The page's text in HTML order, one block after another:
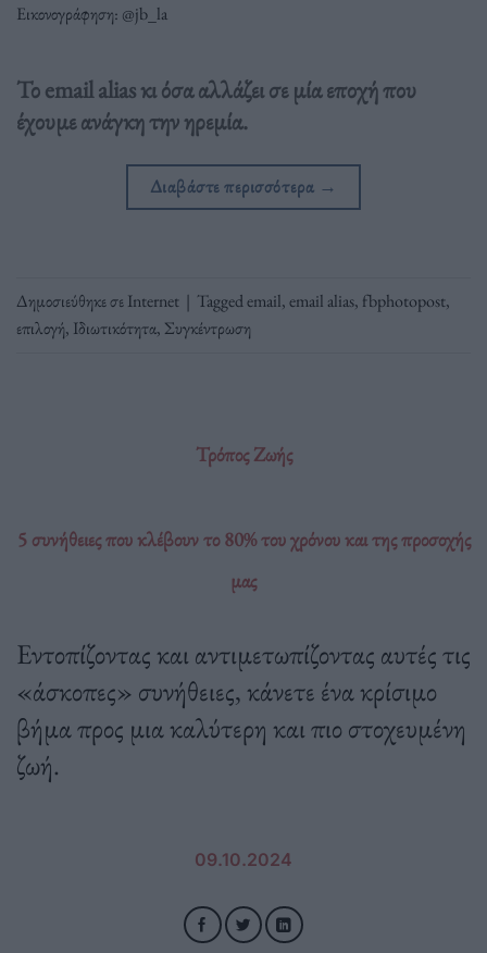
Εικονογράφηση: @jb_la
Το email alias κι όσα αλλάζει σε μία εποχή που
έχουμε ανάγκη την ηρεμία.
Διαβάστε περισσότερα →
Δημοσιεύθηκε σεInternet | Taggedemail,email alias, fbphotopost,
επιλογή, Ιδιωτικότητα, Συγκέντρωση
Τρόπος Ζωής
5 συνήθειες που κλέβουν το 80% του χρόνου και της προσοχής
μας
Εντοπίζοντας και αντιμετωπίζοντας αυτές τις
«άσκοπες» συνήθειες, κάνετε ένα κρίσιμο
βήμα προς μια καλύτερη και πιο στοχευμένη
ζωή.
09.10.2024